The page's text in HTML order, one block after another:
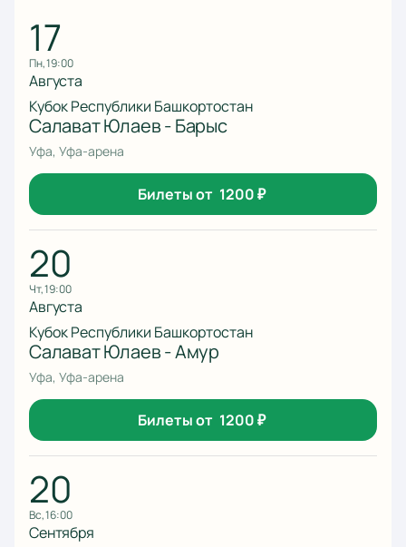
17
пн, 19:00
Августа
Кубок Республики Башкортостан
Салават Юлаев - Барыс
Уфа, Уфа-арена
Билеты от 1200₽
20
чт, 19:00
Августа
Кубок Республики Башкортостан
Салават Юлаев - Амур
Уфа, Уфа-арена
Билеты от 1200₽
20
вс, 16:00
Сентября